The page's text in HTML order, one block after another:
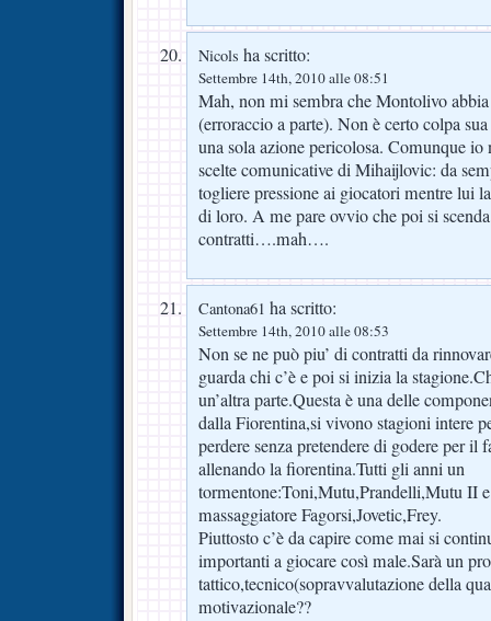
Nicols ha scritto:
Settembre 14th, 2010 alle 08:51
Mah, non mi sembra che Montolivo
(erroraccio a parte). Non è certo colpa
una sola azione pericolosa. Comunque io
scelte comunicative di Mihaijlovic: da
togliere pressione ai giocatori mentre lui
di loro. A me pare ovvio che poi si
contratti….mah….
Cantona61 ha scritto:
Settembre 14th, 2010 alle 08:53
Non se ne può piu’ di contratti da
guarda chi c’è e poi si inizia la
un’altra parte.Questa è una delle
dalla Fiorentina,si vivono stagioni intere
perdere senza pretendere di godere per il
allenando la fiorentina.Tutti gli anni un
tormentone:Toni,Mutu,Prandelli,Mutu II
massaggiatore Fagorsi,Jovetic,Frey.
Piuttosto c’è da capire come mai si
importanti a giocare così male.Sarà un
tattico,tecnico(sopravvalutazione della
motivazionale??